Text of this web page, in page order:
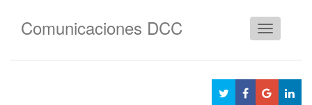
Cambiar
Comunicaciones DCC